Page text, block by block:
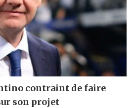
contraint de faire
son projet